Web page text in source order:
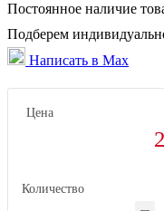
Постоянное наличие
Подберем
Написать в Max
Цена
Количество